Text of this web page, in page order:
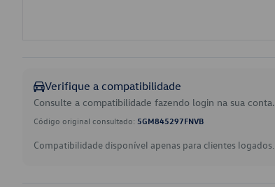
Verifique a compatibilidade
Consulte a compatibilidade fazendo login na sua conta.
Código original consultado: 5GM845297FNVB
Compatibilidade disponível apenas para clientes logados.